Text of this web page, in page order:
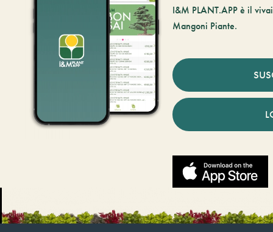
I&M PLANT.APP è il
Mangoni Piante.